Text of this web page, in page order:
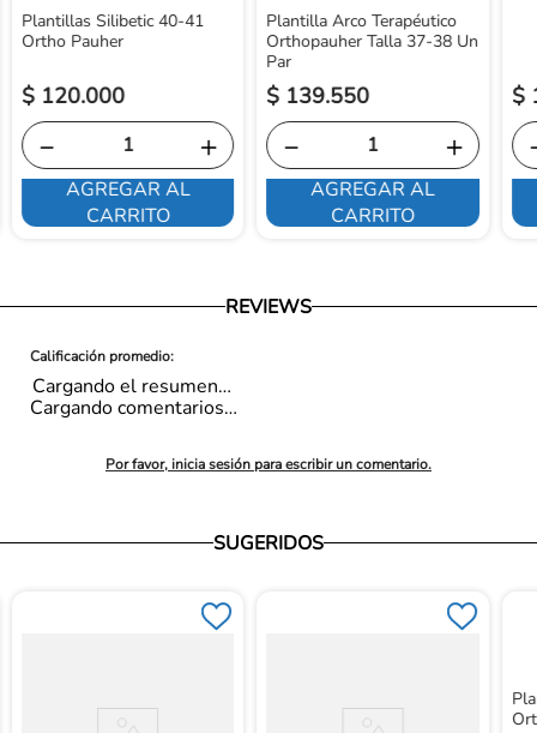
Plantillas Silibetic 40-41
Ortho Pauher
$ 120.000
＋
－
AGREGAR AL
CARRITO
Plantilla Arco Terapéutico
Orthopauher Talla 37-38 Un
Par
$ 139.550
＋
－
AGREGAR AL
CARRITO
$
REVIEWS
Cargando el resumen…
Por favor, inicia sesión para escribir un comentario.
Cargando comentarios…
SUGERIDOS